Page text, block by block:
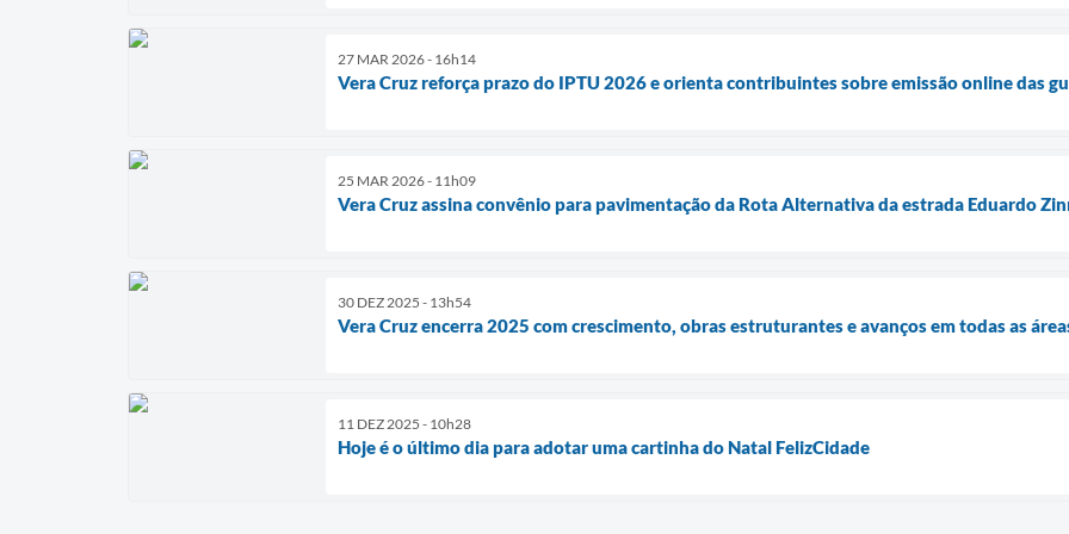
27 MAR 2026 - 16h14
Vera Cruz reforça prazo do IPTU 2026 e orienta contribuintes sobre emissão online das
25 MAR 2026 - 11h09
Vera Cruz assina convênio para pavimentação da Rota Alternativa da estrada Eduardo
30 DEZ 2025 - 13h54
Vera Cruz encerra 2025 com crescimento, obras estruturantes e avanços em todas as
11 DEZ 2025 - 10h28
Hoje é o último dia para adotar uma cartinha do Natal FelizCidade